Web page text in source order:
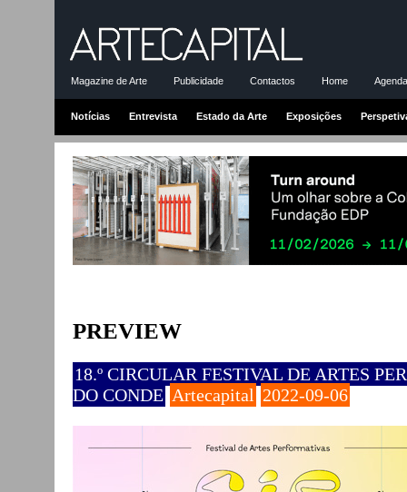
Magazine de Arte Publicidade Contactos Home
Notícias Entrevista Estado da Arte Exposições
PREVIEW
18.º CIRCULAR FESTIVAL DE ARTES
DO CONDE Artecapital 2022-09-06